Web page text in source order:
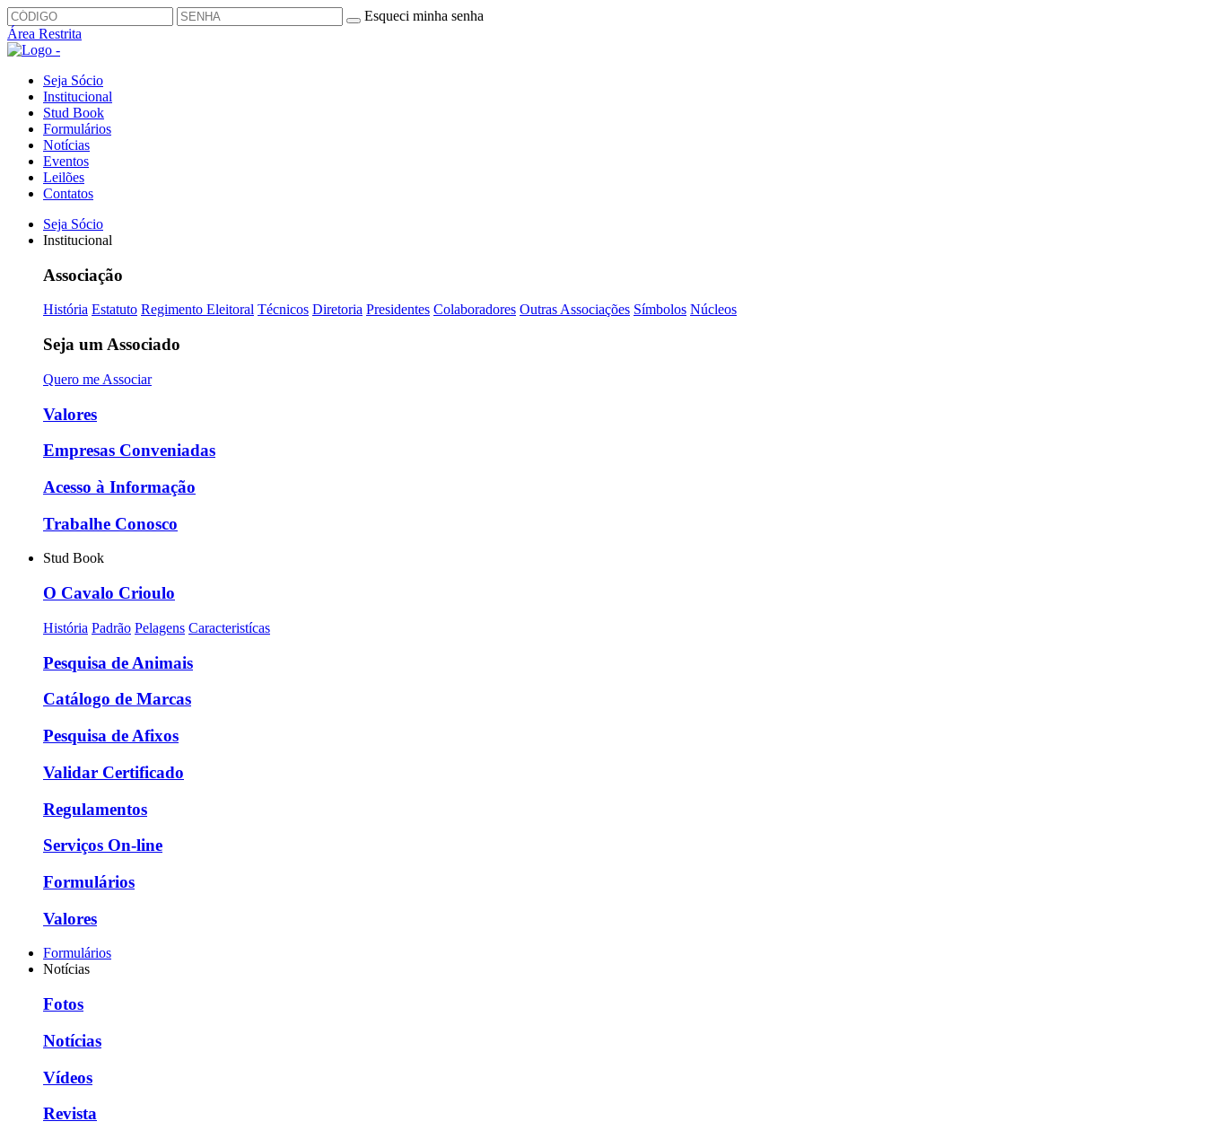
Esqueci minha senha
Área Restrita
Seja Sócio
Institucional
Stud Book
Formulários
Notícias
Eventos
Leilões
Contatos
Seja Sócio
Institucional
Associação
História Estatuto Regimento Eleitoral Técnicos Diretoria Presidentes Colaboradores Outras Associações Símbolos Núcleos
Seja um Associado
Quero me Associar
Valores
Empresas Conveniadas
Acesso à Informação
Trabalhe Conosco
Stud Book
O Cavalo Crioulo
História Padrão Pelagens Caracteristícas
Pesquisa de Animais
Catálogo de Marcas
Pesquisa de Afixos
Validar Certificado
Regulamentos
Serviços On-line
Formulários
Valores
Formulários
Notícias
Fotos
Notícias
Vídeos
Revista